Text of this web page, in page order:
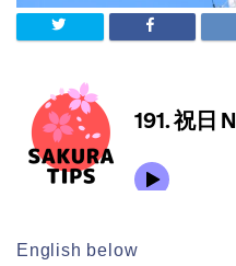
English below